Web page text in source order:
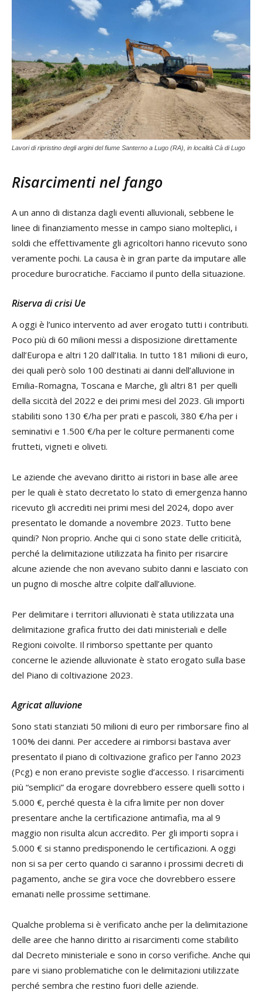
Lavori di ripristino degli argini del fiume Santerno a Lugo (RA), in località Cà di Lugo
Risarcimenti nel fango
A un anno di distanza dagli eventi alluvionali, sebbene le
linee di finanziamento messe in campo siano molteplici, i
soldi che effettivamente gli agricoltori hanno ricevuto sono
veramente pochi. La causa è in gran parte da imputare alle
procedure burocratiche. Facciamo il punto della situazione.
Riserva di crisi Ue
A oggi è l’unico intervento ad aver erogato tutti i contributi.
Poco più di 60 milioni messi a disposizione direttamente
dall’Europa e altri 120 dall’Italia. In tutto 181 milioni di euro,
dei quali però solo 100 destinati ai danni dell’alluvione in
Emilia-Romagna, Toscana e Marche, gli altri 81 per quelli
della siccità del 2022 e dei primi mesi del 2023. Gli importi
stabiliti sono 130 €/ha per prati e pascoli, 380 €/ha per i
seminativi e 1.500 €/ha per le colture permanenti come
frutteti, vigneti e oliveti.
Le aziende che avevano diritto ai ristori in base alle aree
per le quali è stato decretato lo stato di emergenza hanno
ricevuto gli accrediti nei primi mesi del 2024, dopo aver
presentato le domande a novembre 2023. Tutto bene
quindi? Non proprio. Anche qui ci sono state delle criticità,
perché la delimitazione utilizzata ha finito per risarcire
alcune aziende che non avevano subito danni e lasciato con
un pugno di mosche altre colpite dall’alluvione.
Per delimitare i territori alluvionati è stata utilizzata una
delimitazione grafica frutto dei dati ministeriali e delle
Regioni coivolte. Il rimborso spettante per quanto
concerne le aziende alluvionate è stato erogato sulla base
del Piano di coltivazione 2023.
Agricat alluvione
Sono stati stanziati 50 milioni di euro per rimborsare fino al
100% dei danni. Per accedere ai rimborsi bastava aver
presentato il piano di coltivazione grafico per l’anno 2023
(Pcg) e non erano previste soglie d’accesso. I risarcimenti
più “semplici” da erogare dovrebbero essere quelli sotto i
5.000 €, perché questa è la cifra limite per non dover
presentare anche la certificazione antimafia, ma al 9
maggio non risulta alcun accredito. Per gli importi sopra i
5.000 € si stanno predisponendo le certificazioni. A oggi
non si sa per certo quando ci saranno i prossimi decreti di
pagamento, anche se gira voce che dovrebbero essere
emanati nelle prossime settimane.
Qualche problema si è verificato anche per la delimitazione
delle aree che hanno diritto ai risarcimenti come stabilito
dal Decreto ministeriale e sono in corso verifiche. Anche qui
pare vi siano problematiche con le delimitazioni utilizzate
perché sembra che restino fuori delle aziende.